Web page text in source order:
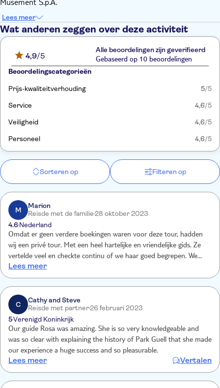
Lees meer
Wat anderen zeggen over deze activiteit
4,9/5
Alle beoordelingen zijn geverifieerd
Gebaseerd op 10 beoordelingen
Beoordelingscategorieën
Prijs-kwaliteitverhouding 5/5
Service 4,6/5
Veiligheid 4,6/5
Personeel 4,6/5
Sorteren op Filteren op
M
Marion
Reisde met de familie28 oktober 2023
4.6Nederland
Omdat er geen verdere boekingen waren voor deze tour, hadden
wij een privé tour. Met een heel hartelijke en vriendelijke gids. Ze
vertelde veel en checkte continu of we haar goed begrepen. We
waren erg onder de indruk van het park en hebben veel geluk
gehad met deze gids.
Lees meer
C
Cathy and Steve
Reisde met partner26 februari 2023
5Verenigd Koninkrijk
Our guide Rosa was amazing. She is so very knowledgeable and
was so clear with explaining the history of Park Guell that she made
our experience a huge success and so pleasurable.
Lees meer Vertalen